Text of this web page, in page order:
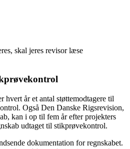
skal jeres revisor læse
år et antal støttemodtagere til
Også Den Danske Rigsrevision,
kan i op til fem år efter projekters
udtaget til stikprøvekontrol.
dokumentation for regnskabet.